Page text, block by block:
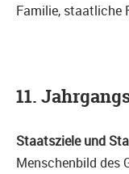
Familie, staatliche
11.
Staatsziele und
Menschenbild des